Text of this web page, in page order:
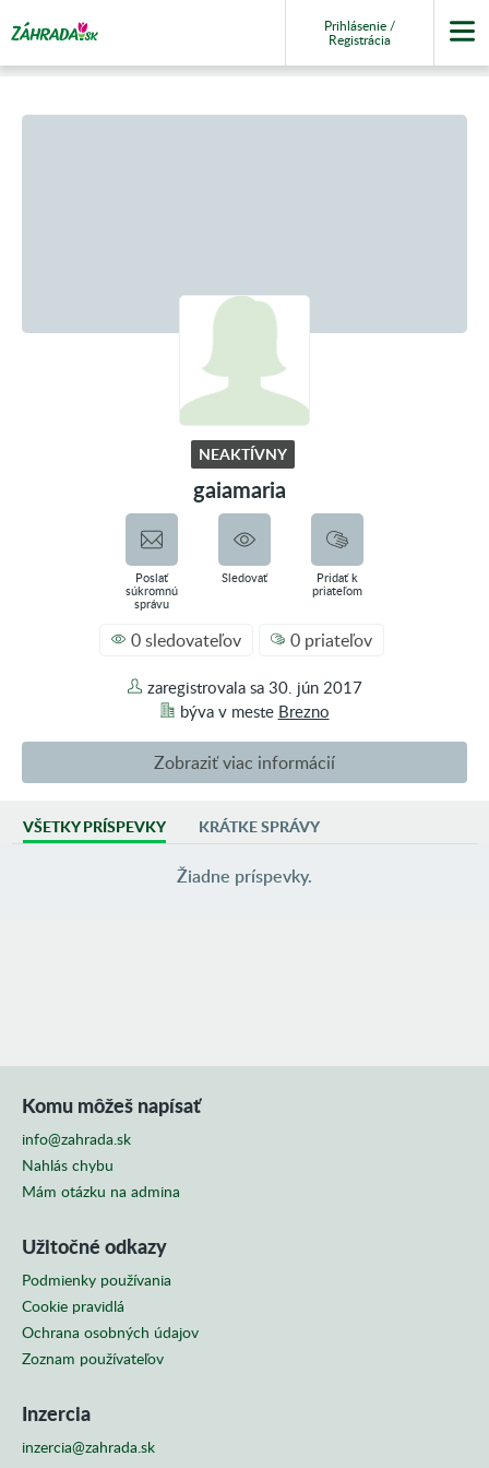
Prihlásenie /
Registrácia
NEAKTÍVNY
gaiamaria
Poslať
súkromnú
správu
Sledovať
Pridať k
priateľom
0 sledovateľov 0 priateľov
zaregistrovala sa 30. jún 2017
býva v meste Brezno
Zobraziť viac informácií
AKTIVITA
0 príspevkov vo fotoblogoch
VŠETKY PRÍSPEVKY KRÁTKE SPRÁVY
Žiadne príspevky.
Komu môžeš napísať
info@zahrada.sk
Nahlás chybu
Mám otázku na admina
Užitočné odkazy
Podmienky používania
Cookie pravidlá
Ochrana osobných údajov
Zoznam používateľov
Inzercia
inzercia@zahrada.sk